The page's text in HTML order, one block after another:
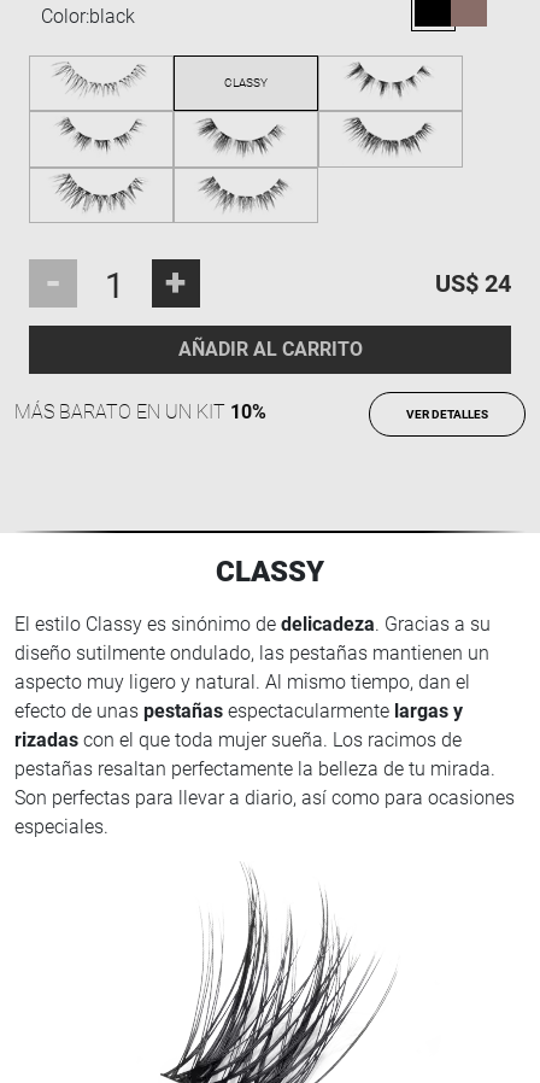
Color:black
- + US$ 24
AÑADIR AL CARRITO
MÁS BARATO EN UN KIT 10% VER DETALLES
CLASSY
El estilo Classy es sinónimo de delicadeza. Gracias a su
diseño sutilmente ondulado, las pestañas mantienen un
aspecto muy ligero y natural. Al mismo tiempo, dan el
efecto de unas pestañas espectacularmente largas y
rizadas con el que toda mujer sueña. Los racimos de
pestañas resaltan perfectamente la belleza de tu mirada.
Son perfectas para llevar a diario, así como para ocasiones
especiales.